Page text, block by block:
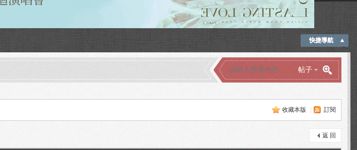
快捷導航
帖子
收藏本版 訂閱
返 回